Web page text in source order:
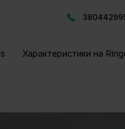
Характеристики на